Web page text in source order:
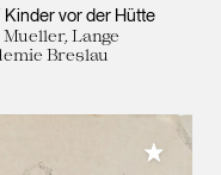
Kinder vor der Hütte
Lange
Breslau
Meiner